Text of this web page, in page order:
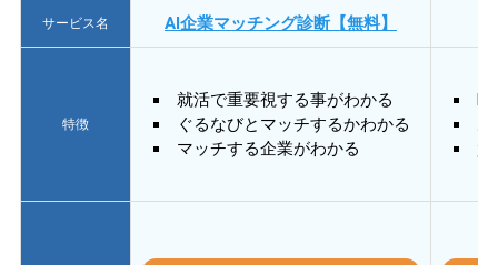
サービス名 AI企業マッチング診断【無料】
特徴
就活で重要視する事がわかる
ぐるなびとマッチするかわかる
マッチする企業がわかる
質